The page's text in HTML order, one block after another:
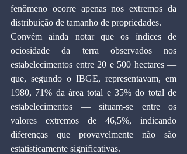
fenômeno ocorre apenas nos extremos da
distribuição de tamanho de propriedades.
Convém ainda notar que os índices de
ociosidade da terra observados nos
estabelecimentos entre 20 e 500 hectares —
que, segundo o IBGE, representavam, em
1980, 71% da área total e 35% do total de
estabelecimentos — situam-se entre os
valores extremos de 46,5%, indicando
diferenças que provavelmente não são
estatisticamente significativas.